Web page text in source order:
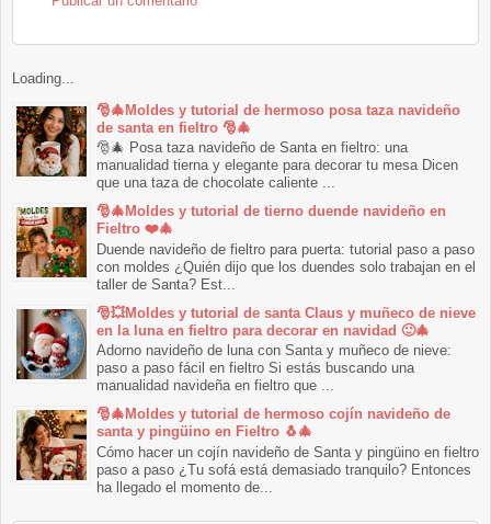
Loading...
🎅🎄Moldes y tutorial de hermoso posa taza navideño
de santa en fieltro 🎅🎄
🎅🎄 Posa taza navideño de Santa en fieltro: una
manualidad tierna y elegante para decorar tu mesa Dicen
que una taza de chocolate caliente ...
🎅🎄Moldes y tutorial de tierno duende navideño en
Fieltro ❤️🎄
Duende navideño de fieltro para puerta: tutorial paso a paso
con moldes ¿Quién dijo que los duendes solo trabajan en el
taller de Santa? Est...
🎅💥Moldes y tutorial de santa Claus y muñeco de nieve
en la luna en fieltro para decorar en navidad 🙂🎄
Adorno navideño de luna con Santa y muñeco de nieve:
paso a paso fácil en fieltro Si estás buscando una
manualidad navideña en fieltro que ...
🎅🎄Moldes y tutorial de hermoso cojín navideño de
santa y pingüino en Fieltro 🐧🎄
Cómo hacer un cojín navideño de Santa y pingüino en fieltro
paso a paso ¿Tu sofá está demasiado tranquilo? Entonces
ha llegado el momento de...